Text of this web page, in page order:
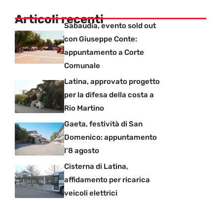
Articoli recentiSabaudia, evento sold out
con Giuseppe Conte:
appuntamento a Corte
Comunale
Latina, approvato progetto
per la difesa della costa a
Rio Martino
Gaeta, festività di San
Domenico: appuntamento
l’8 agosto
Cisterna di Latina,
affidamento per ricarica
veicoli elettrici